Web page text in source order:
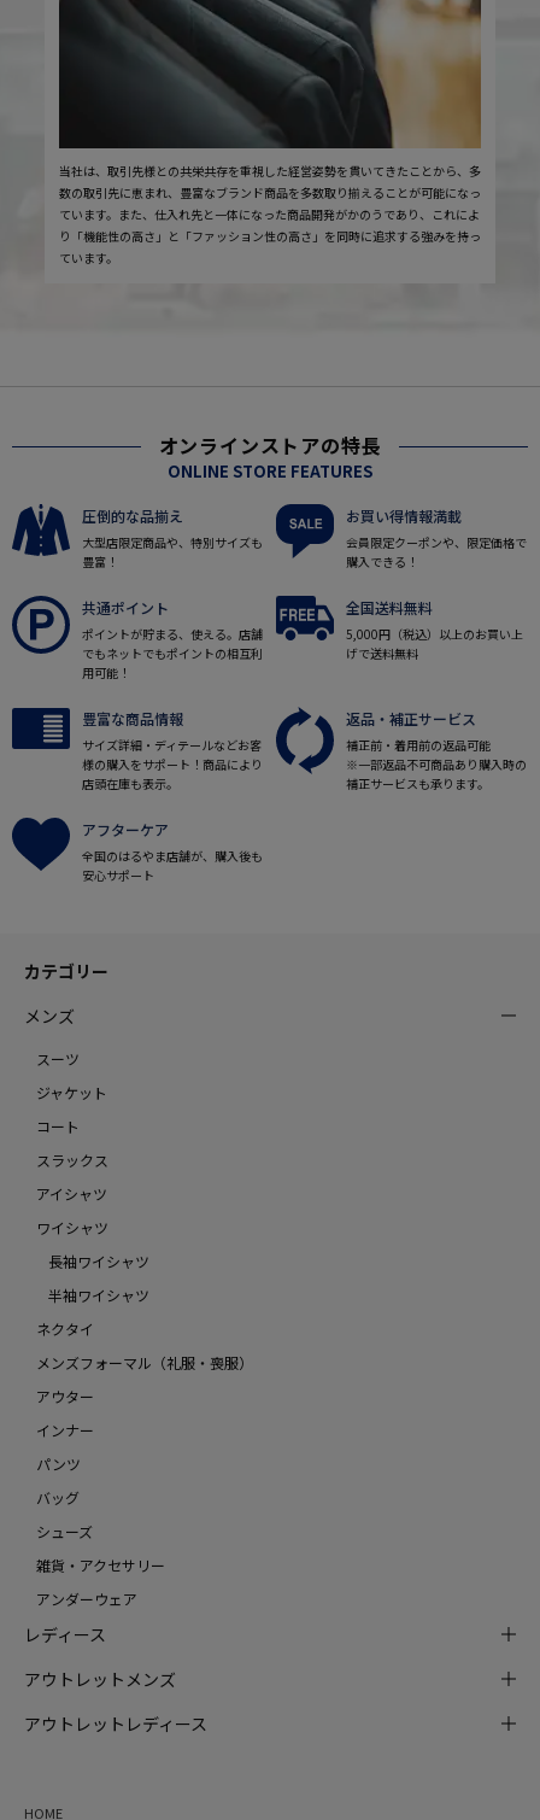
当社は、取引先様との共栄共存を重視した経営姿勢を貫いてきたことから、多
数の取引先に恵まれ、豊富なブランド商品を多数取り揃えることが可能になっ
ています。また、仕入れ先と一体になった商品開発がかのうであり、これによ
り「機能性の高さ」と「ファッション性の高さ」を同時に追求する強みを持っ
ています。
オンラインストアの特長
ONLINE STORE FEATURES
圧倒的な品揃え
大型店限定商品や、特別サイズも
豊富！
お買い得情報満載
会員限定クーポンや、限定価格で
購入できる！
共通ポイント
ポイントが貯まる、使える。店舗
でもネットでもポイントの相互利
用可能！
全国送料無料
5,000円（税込）以上のお買い上
げで送料無料
豊富な商品情報
サイズ詳細・ディテールなどお客
様の購入をサポート！商品により
店頭在庫も表示。
返品・補正サービス
補正前・着用前の返品可能
※一部返品不可商品あり購入時の
補正サービスも承ります。
アフターケア
全国のはるやま店舗が、購入後も
安心サポート
カテゴリー
メンズ
スーツ
ジャケット
コート
スラックス
アイシャツ
ワイシャツ
長袖ワイシャツ
半袖ワイシャツ
ネクタイ
メンズフォーマル（礼服・喪服）
アウター
インナー
パンツ
バッグ
シューズ
雑貨・アクセサリー
アンダーウェア
レディース
アウトレットメンズ
アウトレットレディース
HOME